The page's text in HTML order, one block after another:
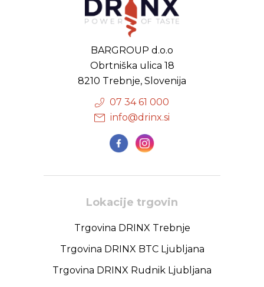
BARGROUP d.o.o
Obrtniška ulica 18
8210 Trebnje, Slovenija
07 34 61 000
info@drinx.si
Lokacije trgovin
Trgovina DRINX Trebnje
Trgovina DRINX BTC Ljubljana
Trgovina DRINX Rudnik Ljubljana